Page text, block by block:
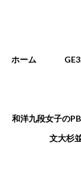
インメニ
ホーム
和洋九段女子の
文大杉